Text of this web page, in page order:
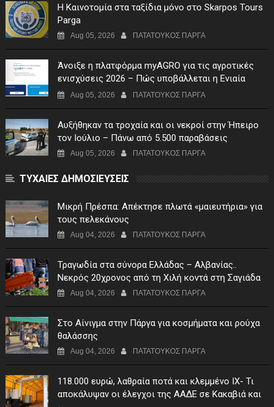
Η Καινοτομία στα ταξίδια μόνο στο Skarpos Tours
Parga
Aug 05, 2026 ΠΑΤΑΤΟΥΚΟΣ ΠΑΡΓΑ
Άνοιξε η πλατφόρμα myAGRO για τις αγροτικές
ενισχύσεις 2026 – Πώς υποβάλλεται η Ενιαία
Αίτηση Ενίσχυσης
Aug 05, 2026 ΠΑΤΑΤΟΥΚΟΣ ΠΑΡΓΑ
Αυξήθηκαν τα τροχαία και οι νεκροί στην Ήπειρο
τον Ιούλιο – Πάνω από 5.500 παραβάσεις
Aug 05, 2026 ΠΑΤΑΤΟΥΚΟΣ ΠΑΡΓΑ
ΤΥΧΑΙΕΣ ΔΗΜΟΣΙΕΥΣΕΙΣ
Μικρή Πρέσπα: Απέκτησε πλωτά «μαιευτήρια» για
τους πελεκάνους
Aug 04, 2026 ΠΑΤΑΤΟΥΚΟΣ ΠΑΡΓΑ
Τραγωδία στα σύνορα Ελλάδας – Αλβανίας..
Νεκρός 20χρονος από τη Χιλή κοντά στη Σαγιάδα
Aug 04, 2026 ΠΑΤΑΤΟΥΚΟΣ ΠΑΡΓΑ
Στο Αίνιγμα στην Πάργα για κοσμήματα και ρούχα
θαλάσσης
Aug 04, 2026 ΠΑΤΑΤΟΥΚΟΣ ΠΑΡΓΑ
118.000 ευρώ, λαθραία ποτά και κλεμμένο ΙΧ- Τι
αποκάλυψαν οι έλεγχοι της ΑΑΔΕ σε Κακαβιά και